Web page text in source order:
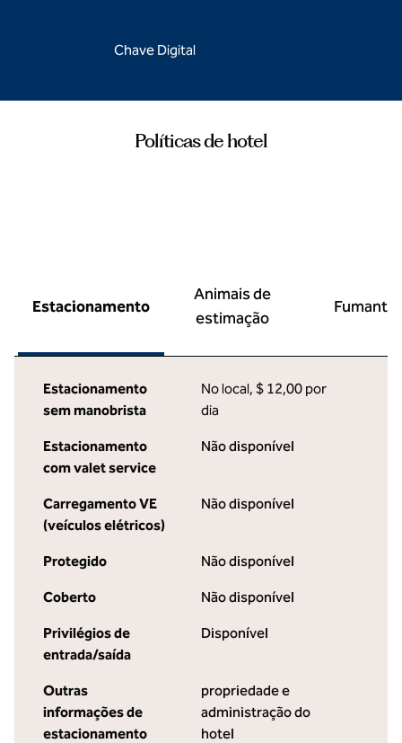
Chave Digital
Políticas de hotel
Estacionamento
Animais de
estimação
Estacionamento
sem manobrista
No local, $ 12,00 por
dia
Estacionamento
com valet service
Não disponível
Carregamento VE
(veículos elétricos)
Não disponível
Protegido Não disponível
Coberto Não disponível
Privilégios de
entrada/saída
Disponível
Outras
informações de
estacionamento
propriedade e
administração do
hotel